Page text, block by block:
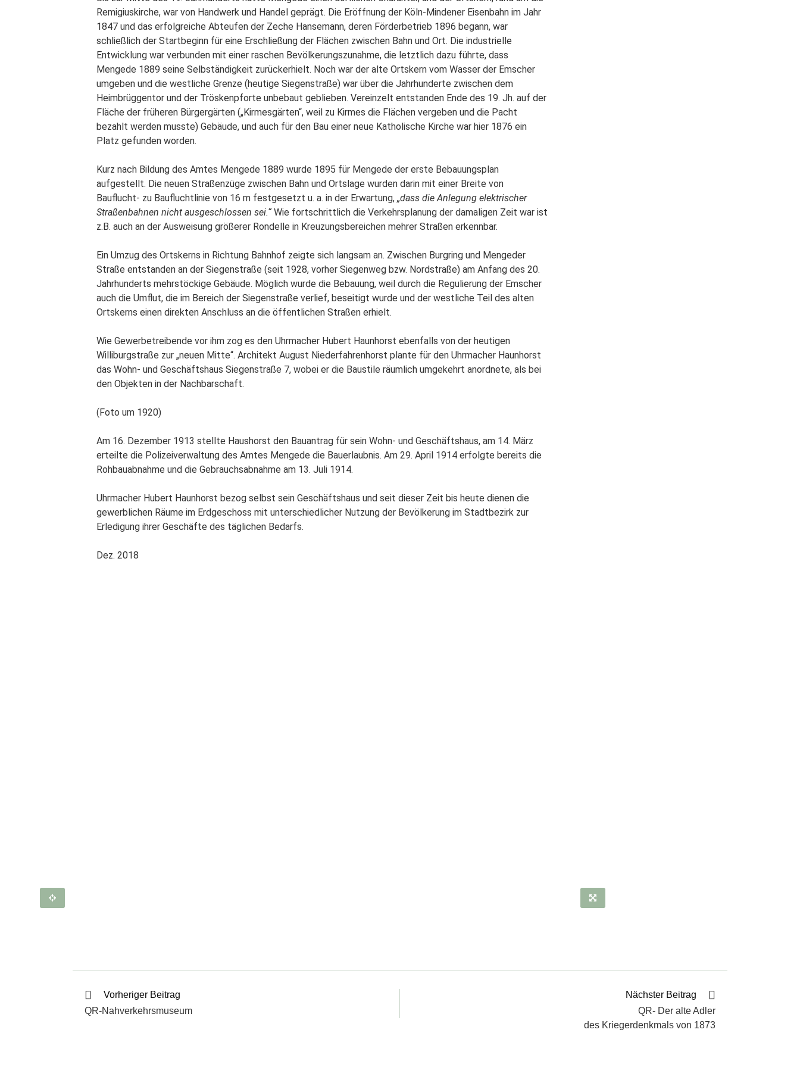
Remigiuskirche, war von Handwerk und Handel geprägt. Die Eröffnung der Köln-Mindener Eisenbahn im Jahr
1847 und das erfolgreiche Abteufen der Zeche Hansemann, deren Förderbetrieb 1896 begann, war
schließlich der Startbeginn für eine Erschließung der Flächen zwischen Bahn und Ort. Die industrielle
Entwicklung war verbunden mit einer raschen Bevölkerungszunahme, die letztlich dazu führte, dass
Mengede 1889 seine Selbständigkeit zurückerhielt. Noch war der alte Ortskern vom Wasser der Emscher
umgeben und die westliche Grenze (heutige Siegenstraße) war über die Jahrhunderte zwischen dem
Heimbrüggentor und der Tröskenpforte unbebaut geblieben. Vereinzelt entstanden Ende des 19. Jh. auf der
Fläche der früheren Bürgergärten („Kirmesgärten“, weil zu Kirmes die Flächen vergeben und die Pacht
bezahlt werden musste) Gebäude, und auch für den Bau einer neue Katholische Kirche war hier 1876 ein
Platz gefunden worden.
Kurz nach Bildung des Amtes Mengede 1889 wurde 1895 für Mengede der erste Bebauungsplan
aufgestellt. Die neuen Straßenzüge zwischen Bahn und Ortslage wurden darin mit einer Breite von
Bauflucht- zu Baufluchtlinie von 16 m festgesetzt u. a. in der Erwartung, „dass die Anlegung elektrischer
Straßenbahnen nicht ausgeschlossen sei.“ Wie fortschrittlich die Verkehrsplanung der damaligen Zeit war ist
z.B. auch an der Ausweisung größerer Rondelle in Kreuzungsbereichen mehrer Straßen erkennbar.
Ein Umzug des Ortskerns in Richtung Bahnhof zeigte sich langsam an. Zwischen Burgring und Mengeder
Straße entstanden an der Siegenstraße (seit 1928, vorher Siegenweg bzw. Nordstraße) am Anfang des 20.
Jahrhunderts mehrstöckige Gebäude. Möglich wurde die Bebauung, weil durch die Regulierung der Emscher
auch die Umflut, die im Bereich der Siegenstraße verlief, beseitigt wurde und der westliche Teil des alten
Ortskerns einen direkten Anschluss an die öffentlichen Straßen erhielt.
Wie Gewerbetreibende vor ihm zog es den Uhrmacher Hubert Haunhorst ebenfalls von der heutigen
Williburgstraße zur „neuen Mitte“. Architekt August Niederfahrenhorst plante für den Uhrmacher Haunhorst
das Wohn- und Geschäftshaus Siegenstraße 7, wobei er die Baustile räumlich umgekehrt anordnete, als bei
den Objekten in der Nachbarschaft.
(Foto um 1920)
Am 16. Dezember 1913 stellte Haushorst den Bauantrag für sein Wohn- und Geschäftshaus, am 14. März
erteilte die Polizeiverwaltung des Amtes Mengede die Bauerlaubnis. Am 29. April 1914 erfolgte bereits die
Rohbauabnahme und die Gebrauchsabnahme am 13. Juli 1914.
Uhrmacher Hubert Haunhorst bezog selbst sein Geschäftshaus und seit dieser Zeit bis heute dienen die
gewerblichen Räume im Erdgeschoss mit unterschiedlicher Nutzung der Bevölkerung im Stadtbezirk zur
Erledigung ihrer Geschäfte des täglichen Bedarfs.
Dez. 2018
Vorheriger Beitrag
QR-Nahverkehrsmuseum
Nächster Beitrag
QR- Der alte Adler
des Kriegerdenkmals von 1873